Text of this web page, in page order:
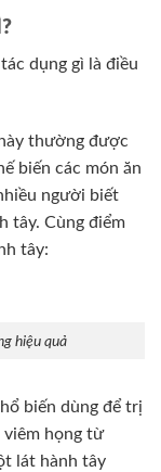
dụng gì là điều
thường được
biến các món ăn
người biết
tây. Cùng điểm
tây:
hiệu quả
biến dùng để trị
viêm họng từ
lát hành tây